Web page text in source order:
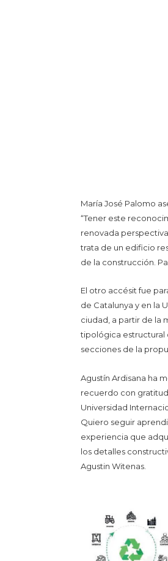
María José Palomo
“Tener este
renovada
trata de un edificio
de la construcción.
El otro accésit fue
de Catalunya y en la
ciudad, a partir de la
tipológica estructural
secciones de la
Agustín Ardisana ha
recuerdo con
Universidad
Quiero seguir
experiencia que
los detalles
Agustin Witenas.